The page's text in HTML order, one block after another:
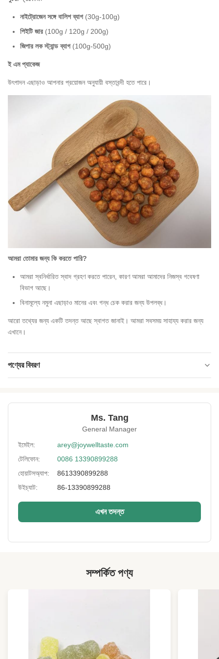
নাইট্রোজেন সঙ্গে বালিশ ব্যাগ(30g-100g)
পিইটি জার (100g / 120g / 200g)
জিপার লক স্ট্যান্ড ব্যাগ(100g-500g)
ই এম প্যাকেজ
উৎপাদন এছাড়াও আপনার প্রয়োজন অনুযায়ী বস্তাবন্দী হতে পারে।
আমরা তোমার জন্য কি করতে পারি?
আমরা স্বনির্ধারিত স্বাদ গ্রহণ করতে পারেন, কারণ আমরা আমাদের নিজস্ব গবেষণা
বিভাগ আছে।
বিনামূল্যে নমুনা এছাড়াও মানের এবং গন্ধ চেক করার জন্য উপলব্ধ।
আরো তথ্যের জন্য একটি তদন্ত আছে স্বাগত জানাই। আমরা সবসময় সাহায্য করার জন্য
এখানে।
পণ্যের বিবরণ
সমুদ্র বা বায়ু দ্বারা
প্রায় 25 কাজের দিন
Certificates: BRC, HACCP, হালাল, কোশার
Sample: 2 কেজি মধ্যে বিনামূল্যে
Discount:
Ms. Tang
General Manager
ইমেইল:
arey@joywelltaste.com
টেলিফোন:
0086 13390899288
হোয়াটসঅ্যাপ:
8613390899288
উইচ্যাট:
86-13390899288
এখন তদন্ত
সম্পর্কিত পণ্য